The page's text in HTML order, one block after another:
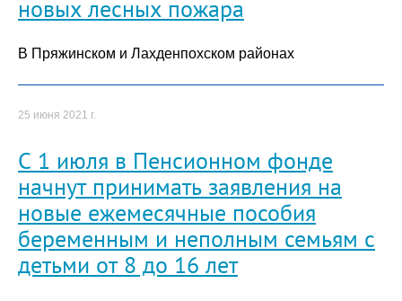
новых лесных пожара
В Пряжинском и Лахденпохском районах
25 июня 2021 г.
С 1 июля в Пенсионном фонде
начнут принимать заявления на
новые ежемесячные пособия
беременным и неполным семьям с
детьми от 8 до 16 лет